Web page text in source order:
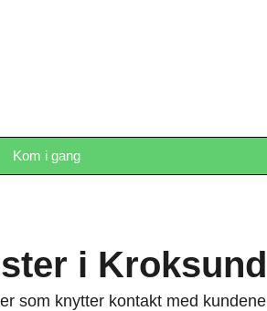
Kom i gang
i Kroksund
som knytter kontakt med